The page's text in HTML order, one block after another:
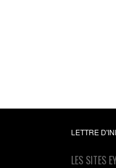
LETTRE
LES SITES